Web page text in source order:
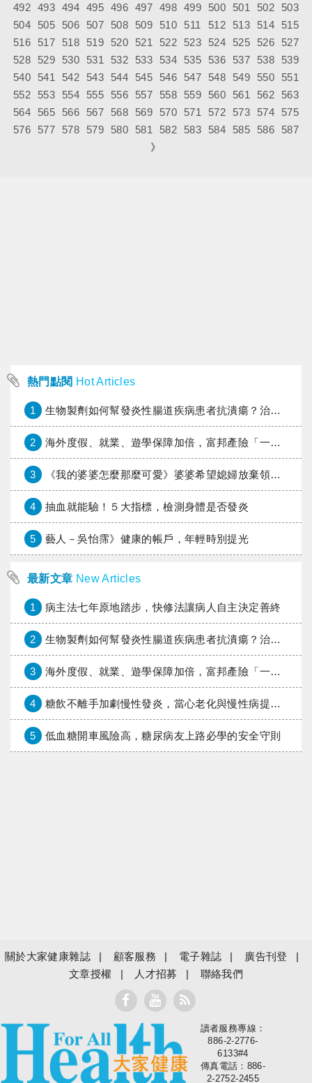
492 493 494 495 496 497 498 499 500 501 502
503
504
505 506 507 508 509 510 511 512 513 514
515
516
517 518 519 520 521 522 523 524 525 526
527
528
529 530 531 532 533 534 535 536 537 538
539
540
541 542 543 544 545 546 547 548 549 550
551
552
553 554 555 556 557 558 559 560 561 562
563
564
565 566 567 568 569 570 571 572 573 574
575
576
577 578 579 580 581 582 583 584 585 586
587
》
熱門點閱 Hot Articles
1 生物製劑如何幫發炎性腸道疾病患者抗潰瘍？治療進展與健保給付困境一次看
2 海外度假、就業、遊學保障加倍，富邦產險「一期逐夢」專案加碼遠距醫療與緊急救援
3 《我的婆婆怎麼那麼可愛》婆婆希望媳婦放棄領取已故兒子身故理賠金，可以這樣做嗎？
4 抽血就能驗！５大指標，檢測身體是否發炎
5 藝人－吳怡霈》健康的帳戶，年輕時別提光
最新文章 New Articles
1 病主法七年原地踏步，快修法讓病人自主決定善終
2 生物製劑如何幫發炎性腸道疾病患者抗潰瘍？治療進展與健保給付困境一次看
3 海外度假、就業、遊學保障加倍，富邦產險「一期逐夢」專案加碼遠距醫療與緊急救援
4 糖飲不離手加劇慢性發炎，當心老化與慢性病提早報到
5 低血糖開車風險高，糖尿病友上路必學的安全守則
關於大家健康雜誌 顧客服務 電子雜誌
廣告刊登
文章授權
人才招募 聯絡我們
大家健康
讀者服務專線：
886-2-2776-
6133#4
傳真電話：886-
2-2752-2455